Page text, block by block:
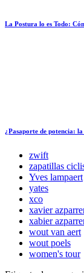
La Postura lo es Todo:
¿Pasaporte de potencia:
zwift
zapatillas
Yves lampaert
yates
xco
xavier
xabier
wout van aert
wout poels
women's tour